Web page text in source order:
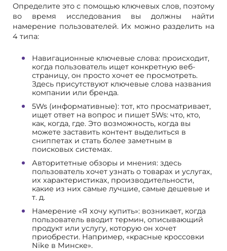
Определите это с помощью ключевых слов, поэтому
во время исследования вы должны найти
намерение пользователей. Их можно разделить на
4 типа:
Навигационные ключевые слова: происходит,
когда пользователь ищет конкретную веб-
страницу, он просто хочет ее просмотреть.
Здесь присутствуют ключевые слова названия
компании или бренда.
5Ws (информативные): тот, кто просматривает,
ищет ответ на вопрос и пишет 5Ws: что, кто,
как, когда, где. Это возможность, когда вы
можете заставить контент выделиться в
сниппетах и стать более заметным в
поисковых системах.
Авторитетные обзоры и мнения: здесь
пользователь хочет узнать о товарах и услугах,
их характеристиках, производительности,
какие из них самые лучшие, самые дешевые и
т. д.
Намерение «Я хочу купить»: возникает, когда
пользователь вводит термин, описывающий
продукт или услугу, которую он хочет
приобрести. Например, «красные кроссовки
Nike в Минске».